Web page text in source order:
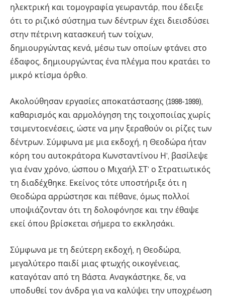
ηλεκτρική και τομογραφία γεωραντάρ, που έδειξε
ότι το ριζικό σύστημα των δέντρων έχει διεισδύσει
στην πέτρινη κατασκευή των τοίχων,
δημιουργώντας κενά, μέσω των οποίων φτάνει στο
έδαφος, δημιουργώντας ένα πλέγμα που κρατάει το
μικρό κτίσμα όρθιο.
Ακολούθησαν εργασίες αποκατάστασης (1998-1999),
καθαρισμός και αρμολόγηση της τοιχοποιίας χωρίς
τσιμεντοενέσεις, ώστε να μην ξεραθούν οι ρίζες των
δέντρων. Σύμφωνα με μια εκδοχή, η Θεοδώρα ήταν
κόρη του αυτοκράτορα Κωνσταντίνου Η’, βασίλεψε
για έναν χρόνο, ώσπου ο Μιχαήλ ΣΤ’ ο Στρατιωτικός
τη διαδέχθηκε. Εκείνος τότε υποστήριξε ότι η
Θεοδώρα αρρώστησε και πέθανε, όμως πολλοί
υποψιάζονταν ότι τη δολοφόνησε και την έθαψε
εκεί όπου βρίσκεται σήμερα το εκκλησάκι.
Σύμφωνα με τη δεύτερη εκδοχή, η Θεοδώρα,
μεγαλύτερο παιδί μιας φτωχής οικογένειας,
καταγόταν από τη Βάστα. Αναγκάστηκε, δε, να
υποδυθεί τον άνδρα για να καλύψει την υποχρέωση